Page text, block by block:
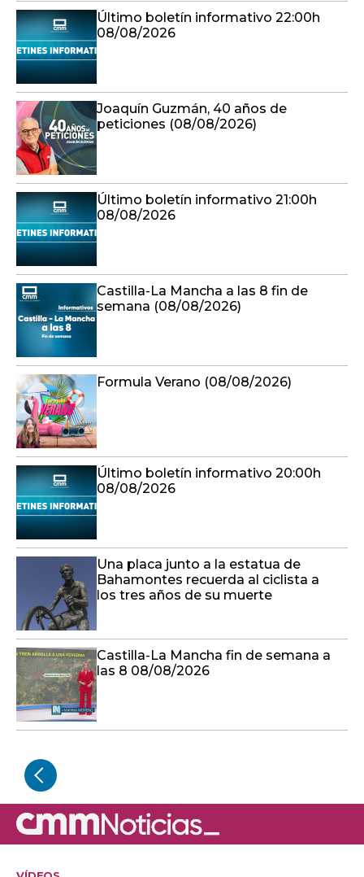
Último boletín informativo 22:00h
08/08/2026
Joaquín Guzmán, 40 años de
peticiones (08/08/2026)
Último boletín informativo 21:00h
08/08/2026
Castilla-La Mancha a las 8 fin de
semana (08/08/2026)
Formula Verano (08/08/2026)
Último boletín informativo 20:00h
08/08/2026
Una placa junto a la estatua de
Bahamontes recuerda al ciclista a
los tres años de su muerte
Castilla-La Mancha fin de semana a
las 8 08/08/2026